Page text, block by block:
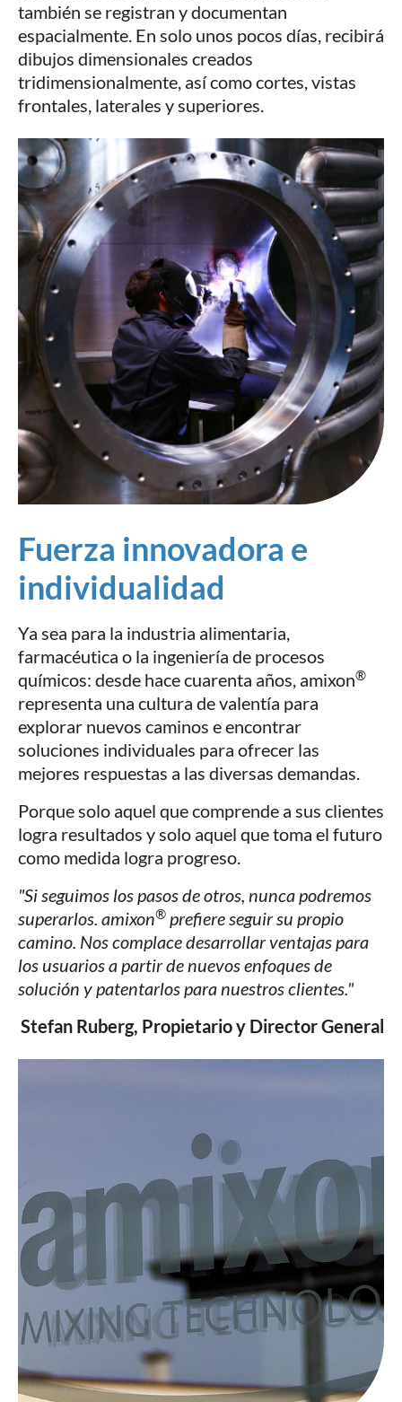
también se registran y documentan
espacialmente. En solo unos pocos días, recibirá
dibujos dimensionales creados
tridimensionalmente, así como cortes, vistas
frontales, laterales y superiores.
Fuerza innovadora e
individualidad
Ya sea para la industria alimentaria,
farmacéutica o la ingeniería de procesos
químicos: desde hace cuarenta años, amixon®
representa una cultura de valentía para
explorar nuevos caminos e encontrar
soluciones individuales para ofrecer las
mejores respuestas a las diversas demandas.
Porque solo aquel que comprende a sus clientes
logra resultados y solo aquel que toma el futuro
como medida logra progreso.
"Si seguimos los pasos de otros, nunca podremos
superarlos. amixon® prefiere seguir su propio
camino. Nos complace desarrollar ventajas para
los usuarios a partir de nuevos enfoques de
solución y patentarlos para nuestros clientes."
Stefan Ruberg, Propietario y Director General